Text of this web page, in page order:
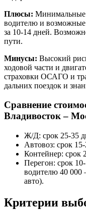
Плюсы: Минимальные
водителю и
за 10-14 дней.
пути.
Минусы: Высокий
ходовой части и
страховки ОСАГО и
дальних поездок и
Сравнение
Владивосток –
Ж/Д: срок 25-35
Автовоз: срок
Контейнер: срок
Перегон: срок
водителю 40 000
авто).
Критерии